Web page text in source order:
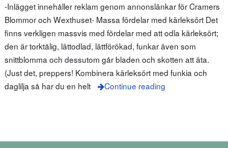
-Inlägget innehåller reklam genom annonslänkar för Cramers
Blommor och Wexthuset- Massa fördelar med kärleksört Det
finns verkligen massvis med fördelar med att odla kärleksört;
den är torktålig, lättodlad, lättförökad, funkar även som
snittblomma och dessutom går bladen och skotten att äta.
(Just det, preppers! Kombinera kärleksört med funkia och
daglilja så har du en helt
Continue reading